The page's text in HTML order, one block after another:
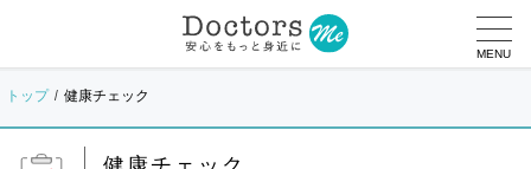
MENU
トップ 健康チェック